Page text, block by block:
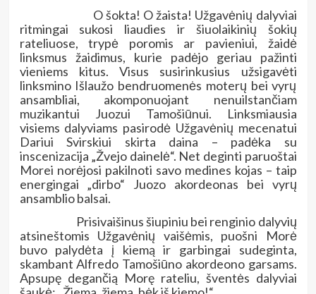
O šokta! O žaista! Užgavėnių dalyviai
ritmingai sukosi liaudies ir šiuolaikinių šokių
rateliuose, trypė poromis ar pavieniui, žaidė
linksmus žaidimus, kurie padėjo geriau pažinti
vieniems kitus. Visus susirinkusius užsigavėti
linksmino Išlaužo bendruomenės moterų bei vyrų
ansambliai, akomponuojant nenuilstančiam
muzikantui Juozui Tamošiūnui. Linksmiausia
visiems dalyviams pasirodė Užgavėnių mecenatui
Dariui Svirskiui skirta daina – padėka su
inscenizacija „Žvejo dainelė“. Net deginti paruoštai
Morei norėjosi pakilnoti savo medines kojas – taip
energingai „dirbo“ Juozo akordeonas bei vyrų
ansamblio balsai.
Prisivaišinus šiupiniu bei renginio dalyvių
atsineštomis Užgavėnių vaišėmis, puošni Morė
buvo palydėta į kiemą ir garbingai sudeginta,
skambant Alfredo Tamošiūno akordeono garsams.
Apsupę degančią Morę rateliu, šventės dalyviai